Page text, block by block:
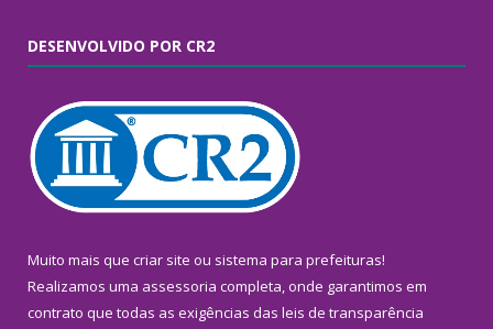
DESENVOLVIDO POR CR2
Muito mais que criar site ou sistema para prefeituras!
Realizamos uma assessoria completa, onde garantimos em
contrato que todas as exigências das leis de transparência